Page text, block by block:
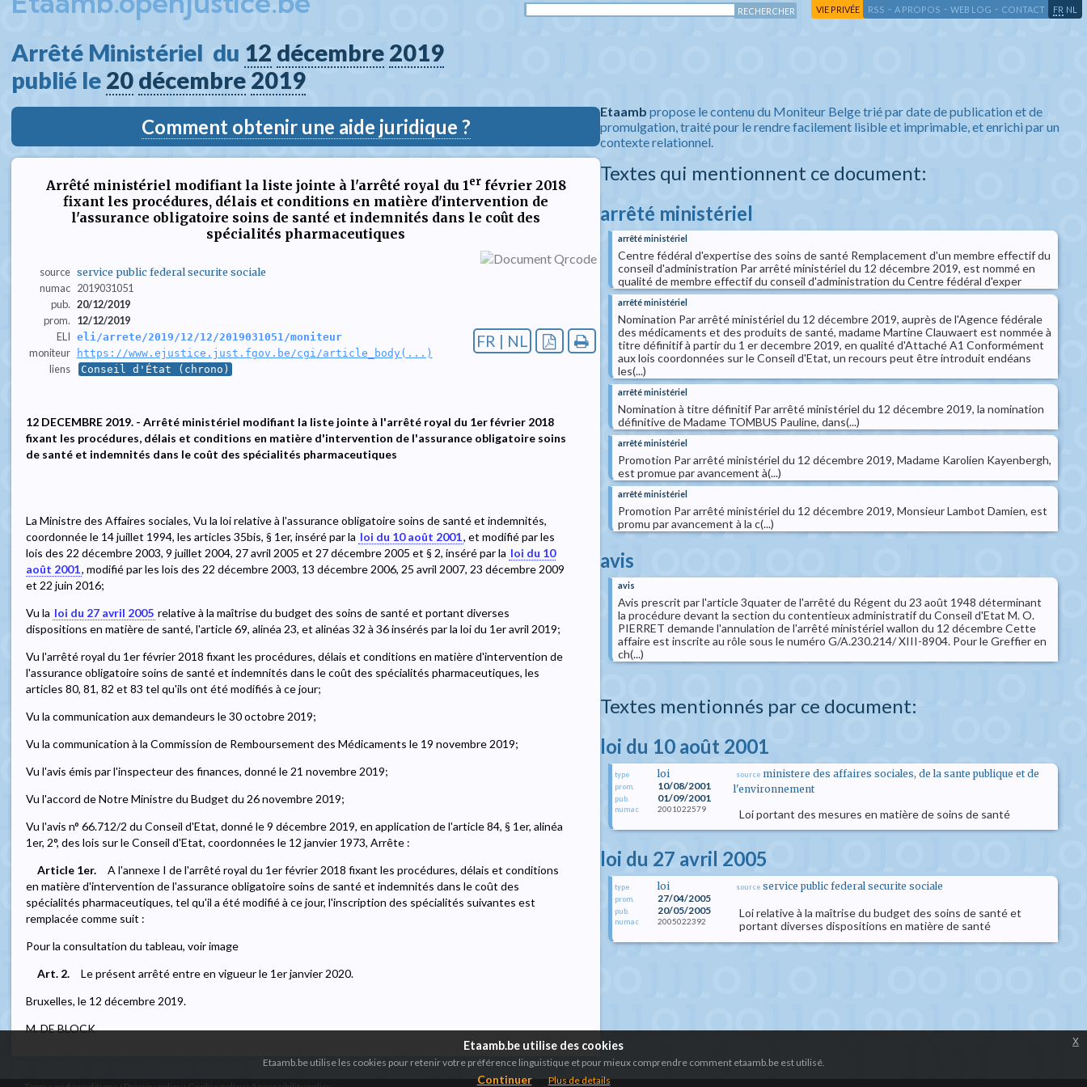
VIE PRIVÉE RSS - A PROPOS - WEB LOG - CONTACT FR NL
Arrêté Ministériel  du 12 décembre 2019
publié le 20 décembre 2019
Comment obtenir une aide juridique ?
Arrêté ministériel modifiant la liste jointe à l'arrêté royal du 1erfévrier 2018
fixant les procédures, délais et conditions en matière d'intervention de
l'assurance obligatoire soins de santé et indemnités dans le coût des
spécialités pharmaceutiques
source service public federal securite sociale
numac 2019031051
pub. 20/12/2019
prom.
12/12/2019
ELI eli/arrete/2019/12/12/2019031051/moniteur
moniteur https://www.ejustice.just.fgov.be/cgi/article_body(...)
liens Conseil d'État (chrono)
FR | NL
12 DECEMBRE 2019. - Arrêté ministériel modifiant la liste jointe à l'arrêté royal du 1er février 2018
fixant les procédures, délais et conditions en matière d'intervention de l'assurance obligatoire soins
de santé et indemnités dans le coût des spécialités pharmaceutiques
La Ministre des Affaires sociales, Vu la loi relative à l'assurance obligatoire soins de santé et indemnités,
coordonnée le 14 juillet 1994, les articles 35bis, § 1er, inséré par la loi du 10 août 2001, et modifié par les
lois des 22 décembre 2003, 9 juillet 2004, 27 avril 2005 et 27 décembre 2005 et § 2, inséré par la loi du 10
août 2001, modifié par les lois des 22 décembre 2003, 13 décembre 2006, 25 avril 2007, 23 décembre 2009
et 22 juin 2016;
Vu la loi du 27 avril 2005 relative à la maîtrise du budget des soins de santé et portant diverses
dispositions en matière de santé, l'article 69, alinéa 23, et alinéas 32 à 36 insérés par la loi du 1er avril 2019;
Vu l'arrêté royal du 1er février 2018 fixant les procédures, délais et conditions en matière d'intervention de
l'assurance obligatoire soins de santé et indemnités dans le coût des spécialités pharmaceutiques, les
articles 80, 81, 82 et 83 tel qu'ils ont été modifiés à ce jour;
Vu la communication aux demandeurs le 30 octobre 2019;
Vu la communication à la Commission de Remboursement des Médicaments le 19 novembre 2019;
Vu l'avis émis par l'inspecteur des finances, donné le 21 novembre 2019;
Vu l'accord de Notre Ministre du Budget du 26 novembre 2019;
Vu l'avis n° 66.712/2 du Conseil d'Etat, donné le 9 décembre 2019, en application de l'article 84, § 1er, alinéa
1er, 2°, des lois sur le Conseil d'Etat, coordonnées le 12 janvier 1973, Arrête :
Article 1er.
A l'annexe I de l'arrêté royal du 1er février 2018 fixant les procédures, délais et conditions
en matière d'intervention de l'assurance obligatoire soins de santé et indemnités dans le coût des
spécialités pharmaceutiques, tel qu'il a été modifié à ce jour, l'inscription des spécialités suivantes est
remplacée comme suit :
Pour la consultation du tableau, voir image
Art. 2.
Le présent arrêté entre en vigueur le 1er janvier 2020.
Bruxelles, le 12 décembre 2019.
M. DE BLOCK
Etaamb propose le contenu du Moniteur Belge trié par date de publication et de
promulgation, traité pour le rendre facilement lisible et imprimable, et enrichi par un
contexte relationnel.
Textes qui mentionnent ce document:
arrêté ministériel
arrêté ministériel
Centre fédéral d'expertise des soins de santé Remplacement d'un membre effectif du
conseil d'administration Par arrêté ministériel du 12 décembre 2019, est nommé en
qualité de membre effectif du conseil d'administration du Centre fédéral d'exper
arrêté ministériel
Nomination Par arrêté ministériel du 12 décembre 2019, auprès de l'Agence fédérale
des médicaments et des produits de santé, madame Martine Clauwaert est nommée à
titre définitif à partir du 1 er decembre 2019, en qualité d'Attaché A1 Conformément
aux lois coordonnées sur le Conseil d'Etat, un recours peut être introduit endéans
les(...)
arrêté ministériel
Nomination à titre définitif Par arrêté ministériel du 12 décembre 2019, la nomination
définitive de Madame TOMBUS Pauline, dans(...)
arrêté ministériel
Promotion Par arrêté ministériel du 12 décembre 2019, Madame Karolien Kayenbergh,
est promue par avancement à(...)
arrêté ministériel
Promotion Par arrêté ministériel du 12 décembre 2019, Monsieur Lambot Damien, est
promu par avancement à la c(...)
avis
avis
Avis prescrit par l'article 3quater de l'arrêté du Régent du 23 août 1948 déterminant
la procédure devant la section du contentieux administratif du Conseil d'Etat M. O.
PIERRET demande l'annulation de l'arrêté ministériel wallon du 12 décembre Cette
affaire est inscrite au rôle sous le numéro G/A.230.214/ XIII-8904. Pour le Greffier en
ch(...)
Textes mentionnés par ce document:
loi du 10 août 2001
type loi
prom. 10/08/2001
pub. 01/09/2001
numac 2001022579
source ministere des affaires sociales, de la sante publique et de
l'environnement
Loi portant des mesures en matière de soins de santé
loi du 27 avril 2005
type loi
prom. 27/04/2005
pub. 20/05/2005
numac 2005022392
source service public federal securite sociale
Loi relative à la maîtrise du budget des soins de santé et
portant diverses dispositions en matière de santé
Etaamb.be utilise des cookies
Etaamb.be utilise les cookies pour retenir votre préférence linguistique et pour mieux comprendre comment etaamb.be est utilisé.
Continuer Plus de details
x